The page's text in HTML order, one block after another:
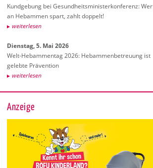
Kund­ge­bung bei Ge­sund­heits­mi­nis­ter­kon­fe­renz: Wer
an Heb­am­men spart, zahlt dop­pelt!
wei­ter­le­sen
Diens­tag, 5. Mai 2026
Welt-Heb­am­men­tag 2026: Heb­am­men­be­treu­ung ist
ge­leb­te Prä­ven­ti­on
wei­ter­le­sen
Anzeige